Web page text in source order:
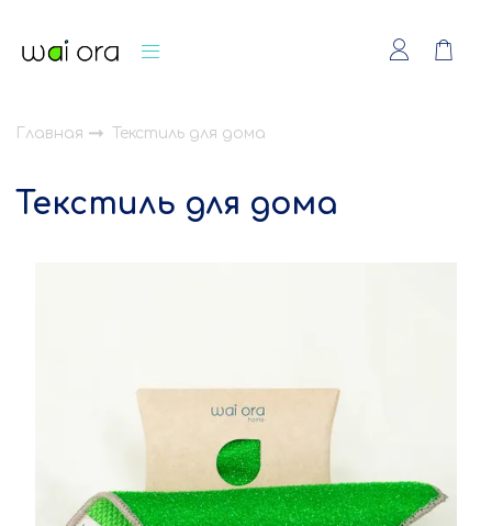
Главная Текстиль для дома
Текстиль для дома